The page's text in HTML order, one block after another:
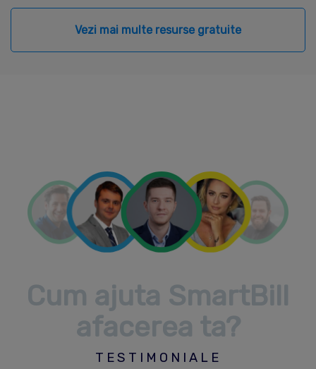
Vezi mai multe resurse gratuite
Cum ajuta SmartBill
afacerea ta?
TESTIMONIALE